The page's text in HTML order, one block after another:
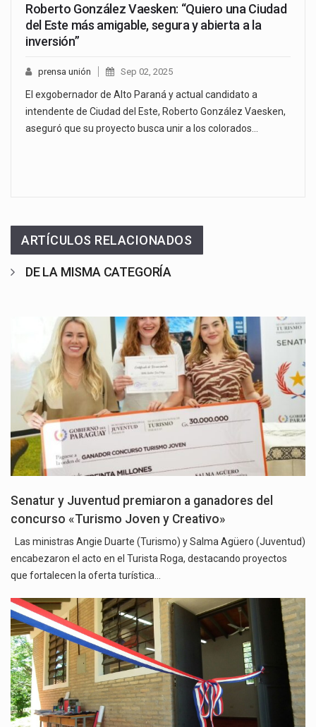
Roberto González Vaesken: “Quiero una Ciudad
del Este más amigable, segura y abierta a la
inversión”
prensa unión Sep 02, 2025
El exgobernador de Alto Paraná y actual candidato a
intendente de Ciudad del Este, Roberto González Vaesken,
aseguró que su proyecto busca unir a los colorados…
ARTÍCULOS RELACIONADOS
DE LA MISMA CATEGORÍA
Senatur y Juventud premiaron a ganadores del
concurso «Turismo Joven y Creativo»
Las ministras Angie Duarte (Turismo) y Salma Agüero (Juventud)
encabezaron el acto en el Turista Roga, destacando proyectos
que fortalecen la oferta turística…